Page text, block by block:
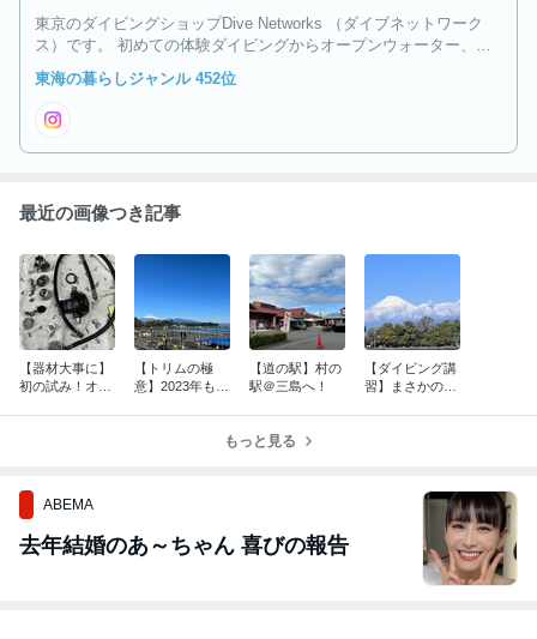
東京のダイビングショップDive Networks （ダイブネットワーク
ス）です。 初めての体験ダイビングからオープンウォーター、ア
ドバンス、ナイトロックス、トライミックス、CCRまで幅広く対
応！ ダイバーもそうでない人へも、ダイビングの世界を楽しくシ
ェアしたい！
東海の暮らしジャンル 452位
最近の画像つき記事
【器材大事に】
初の試み！オー
【トリムの極
意】2023年もよ
【道の駅】村の
駅＠三島へ！
【ダイビング講
習】まさかの珍
もっと見る
ABEMA
去年結婚のあ～ちゃん 喜びの報告